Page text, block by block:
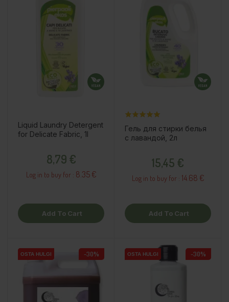
Liquid Laundry Detergent
for Delicate Fabric, 1l
8,79 €
Log in to buy for : 8.35 €
Add To Cart
Гель для стирки белья
с лавандой, 2л
15,45 €
Log in to buy for : 14.68 €
Add To Cart
OSTA HULGI
OSTA HULGI
OSTA HULGI -30% OSTA HULGI
OSTA HULGI
OSTA HULGI -30%